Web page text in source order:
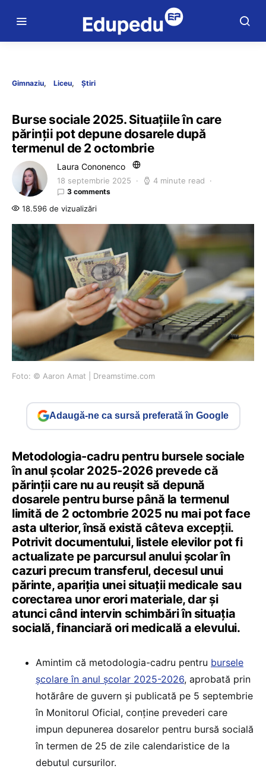
Gimnaziu Liceu Știri
Burse sociale 2025. Situațiile în care
părinții pot depune dosarele după
termenul de 2 octombrie
Laura Cononenco
18 septembrie 2025 4 minute read
3 comments
18.596 de vizualizări
Foto: © Aaron Amat | Dreamstime.com
Adaugă-ne ca sursă preferată în Google
Metodologia-cadru pentru bursele sociale
în anul școlar 2025-2026 prevede că
părinții care nu au reușit să depună
dosarele pentru burse până la termenul
limită de 2 octombrie 2025 nu mai pot face
asta ulterior, însă există câteva excepții.
Potrivit documentului, listele elevilor pot fi
actualizate pe parcursul anului școlar în
cazuri precum transferul, decesul unui
părinte, apariția unei situații medicale sau
corectarea unor erori materiale, dar și
atunci când intervin schimbări în situația
socială, financiară ori medicală a elevului.
Amintim că metodologia-cadru pentru bursele
școlare în anul școlar 2025-2026, aprobată prin
hotărâre de guvern și publicată pe 5 septembrie
în Monitorul Oficial, conține prevederi care
impun depunerea dosarelor pentru bursă socială
în termen de 25 de zile calendaristice de la
debutul cursurilor.